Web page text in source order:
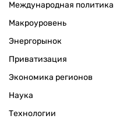
Международная политика
Макроуровень
Энергорынок
Приватизация
Экономика регионов
Наука
Технологии